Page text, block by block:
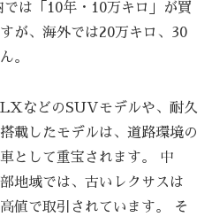
は「10年・10万キロ」が買
が、海外では20万キロ、30
。
などのSUVモデルや、耐久
載したモデルは、道路環境の
として重宝されます。 中
地域では、古いレクサスは
値で取引されています。 そ